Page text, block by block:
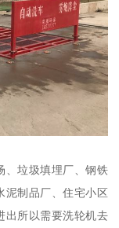
、垃圾填埋厂、钢铁
泥制品厂、住宅小区
出所以需要洗轮机去